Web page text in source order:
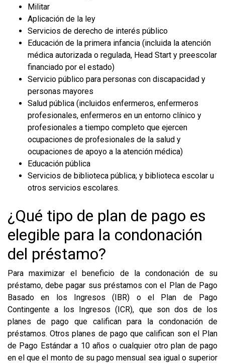
Militar
Aplicación de la ley
Servicios de derecho de interés público
Educación de la primera infancia (incluida la atención
médica autorizada o regulada, Head Start y preescolar
financiado por el estado)
Servicio público para personas con discapacidad y
personas mayores
Salud pública (incluidos enfermeros, enfermeros
profesionales, enfermeros en un entorno clínico y
profesionales a tiempo completo que ejercen
ocupaciones de profesionales de la salud y
ocupaciones de apoyo a la atención médica)
Educación pública
Servicios de biblioteca pública; y biblioteca escolar u
otros servicios escolares.
¿Qué tipo de plan de pago es
elegible para la condonación
del préstamo?
Para maximizar el beneficio de la condonación de su
préstamo, debe pagar sus préstamos con el Plan de Pago
Basado en los Ingresos (IBR) o el Plan de Pago
Contingente a los Ingresos (ICR), que son dos de los
planes de pago que califican para la condonación de
préstamos. Otros planes de pago que califican son el Plan
de Pago Estándar a 10 años o cualquier otro plan de pago
en el que el monto de su pago mensual sea igual o superior